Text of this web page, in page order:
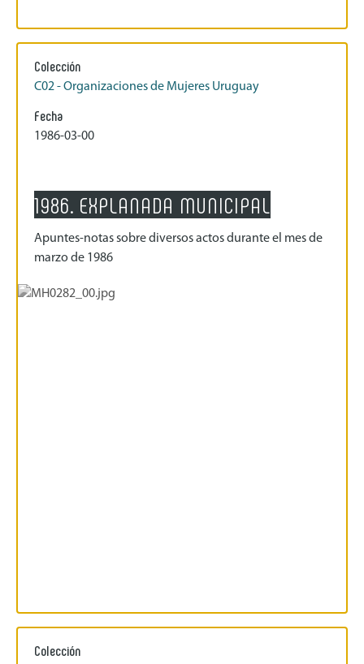
Colección
C02 - Organizaciones de Mujeres Uruguay
Fecha
1986-03-00
1986. EXPLANADA MUNICIPAL
Apuntes-notas sobre diversos actos durante el mes de
marzo de 1986
Colección